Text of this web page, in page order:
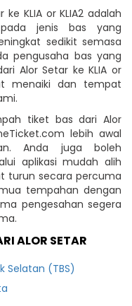
KLIA or KLIA2 adalah
jenis bas yang
sedikit semasa
pengusaha bas yang
Alor Setar ke KLIA or
menaiki dan tempat
tiket bas dari Alor
lebih awal
Anda juga boleh
aplikasi mudah alih
turun secara percuma
tempahan dengan
pengesahan segera
ALOR SETAR
Selatan (TBS)